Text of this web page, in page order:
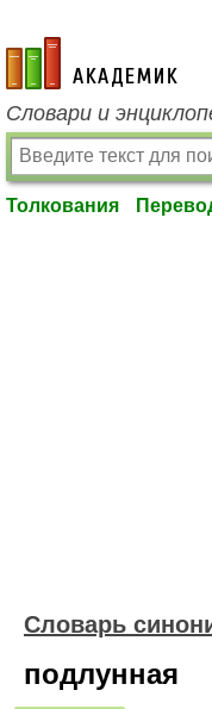
academic.ru
Словари и
Толкования
Словарь
подлунная